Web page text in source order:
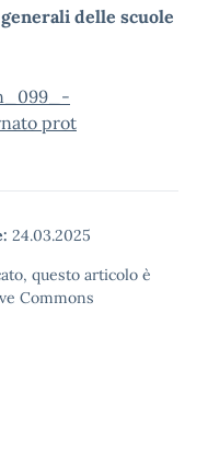
delle scuole
prot
24.03.2025
questo articolo è
Commons